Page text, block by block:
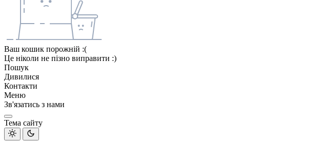
Ваш кошик порожній :(
Це ніколи не пізно виправити :)
Пошук
Дивилися
Контакти
Меню
Зв'язатись з нами
Тема сайту